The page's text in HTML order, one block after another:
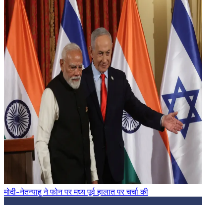
मोदी-नेतन्याहू ने फोन पर मध्य पूर्व हालात पर चर्चा की